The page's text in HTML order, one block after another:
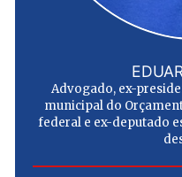
Advogado, ex-
municipal do
federal e ex-deputado